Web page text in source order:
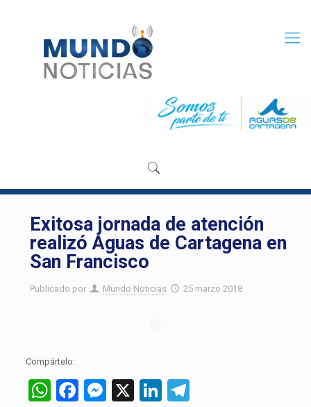
Exitosa jornada de atención
realizó Aguas de Cartagena en
San Francisco
Publicado por Mundo Noticias 25 marzo 2018
Compártelo:
WhatsApp
Facebook
Messenger
X LinkedIn